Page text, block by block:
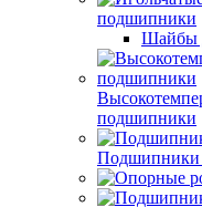
подшипники
Шайбы
подшипники
Подшипники